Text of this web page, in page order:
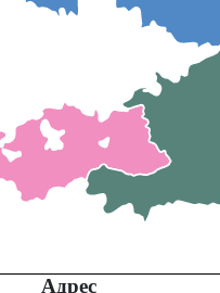
Адрес